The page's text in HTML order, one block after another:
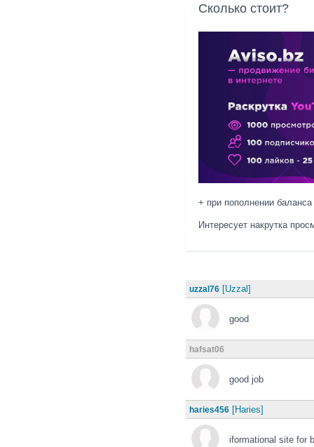
Сколько стоит?
+ при пополнении
Интересует накрутка
uzzal76 [Uzzal]
good
hafsat06
good job
haries456 [Haries]
iformational site for